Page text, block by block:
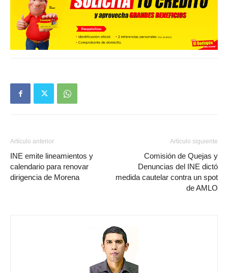
Artículo anterior
INE emite lineamientos y
calendario para renovar
dirigencia de Morena
Artículo siguiente
Comisión de Quejas y
Denuncias del INE dictó
medida cautelar contra un spot
de AMLO